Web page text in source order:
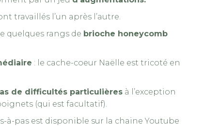
travaillés l’un après l’autre.
quelques rangs de brioche honeycomb
: le cache-coeur Naëlle est tricoté en
de difficultés particulières à l’exception
(qui est facultatif).
à-pas est disponible sur la chaine Youtube